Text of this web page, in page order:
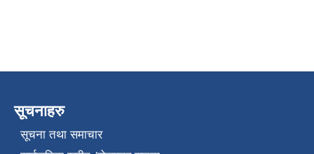
सूचनाहरु
सूचना तथा समाचार